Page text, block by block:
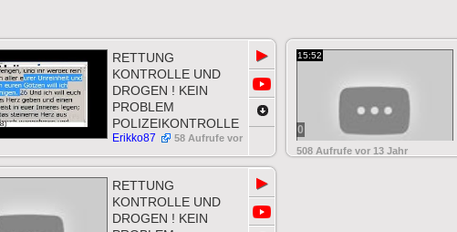
RETTUNG
KONTROLLE UND
DROGEN ! KEIN
PROBLEM
POLIZEIKONTROLLE
Erikko87
58 Aufrufe vor
▶ 15:52
0
508 Aufrufe vor 13 Jahr
RETTUNG
KONTROLLE UND
DROGEN ! KEIN
▶